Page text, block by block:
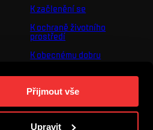
Přijmout vše
Upravit
K začlenění se
K ochraně životního
prostředí
K obecnému dobru
Pro vás
Turnaj Nadačního